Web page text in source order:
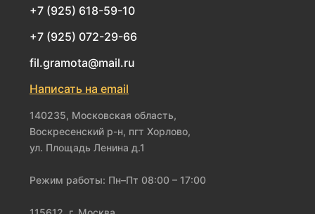
+7 (925) 618-59-10
+7 (925) 072-29-66
fil.gramota@mail.ru
Написать на email
140235, Московская область,
Воскресенский р-н, пгт Хорлово,
ул. Площадь Ленина д.1
Режим работы: Пн–Пт 08:00 – 17:00